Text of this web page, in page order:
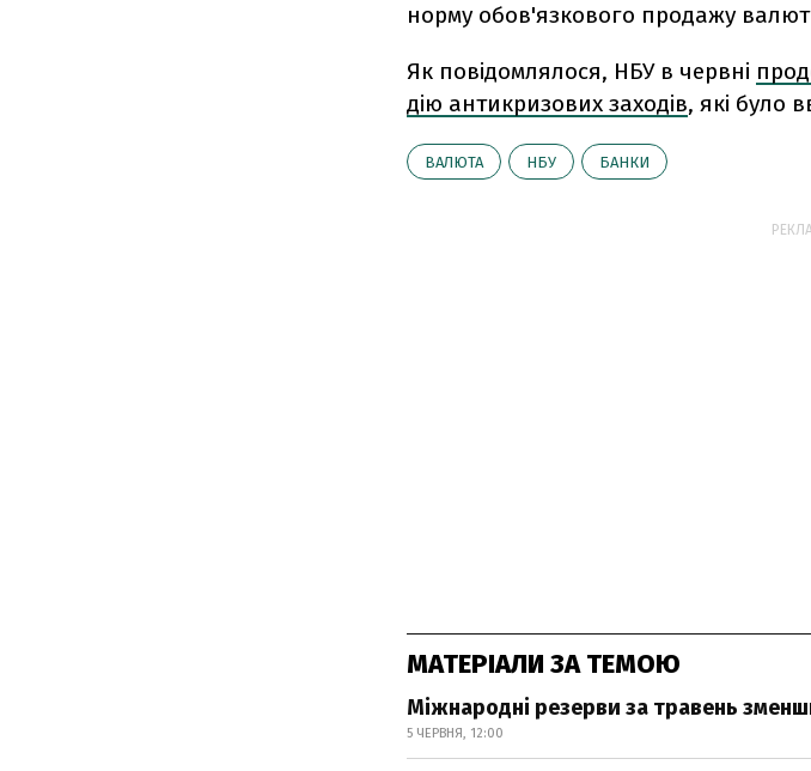
норму обов'язкового продажу
Як повідомлялося, НБУ в червні
дію антикризових заходів, які було
ВАЛЮТА НБУ БАНКИ
МАТЕРІАЛИ ЗА ТЕМОЮ
Міжнародні резерви за травень
5 ЧЕРВНЯ, 12:00